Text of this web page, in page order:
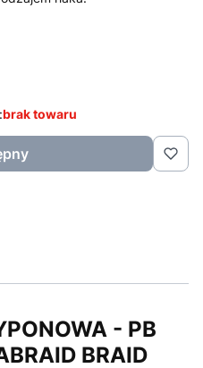
brak towaru
- PB
BRAID